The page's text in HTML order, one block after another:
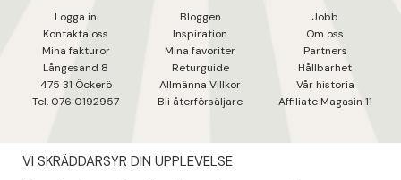
Logga in
Kontakta oss
Mina fakturor
Långesand 8
475 31 Öckerö
Tel. 076 0192957
Bloggen
Inspiration
Mina favoriter
Returguide
Allmänna Villkor
Bli återförsäljare
Jobb
Om oss
Partners
Hållbarhet
Vår historia
Affiliate Magasin 11
NYHETSBREV
VI SKRÄDDARSYR DIN UPPLEVELSE